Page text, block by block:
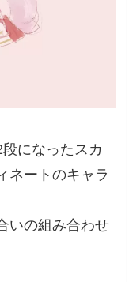
になったスカ
ネートのキャラ
いの組み合わせ